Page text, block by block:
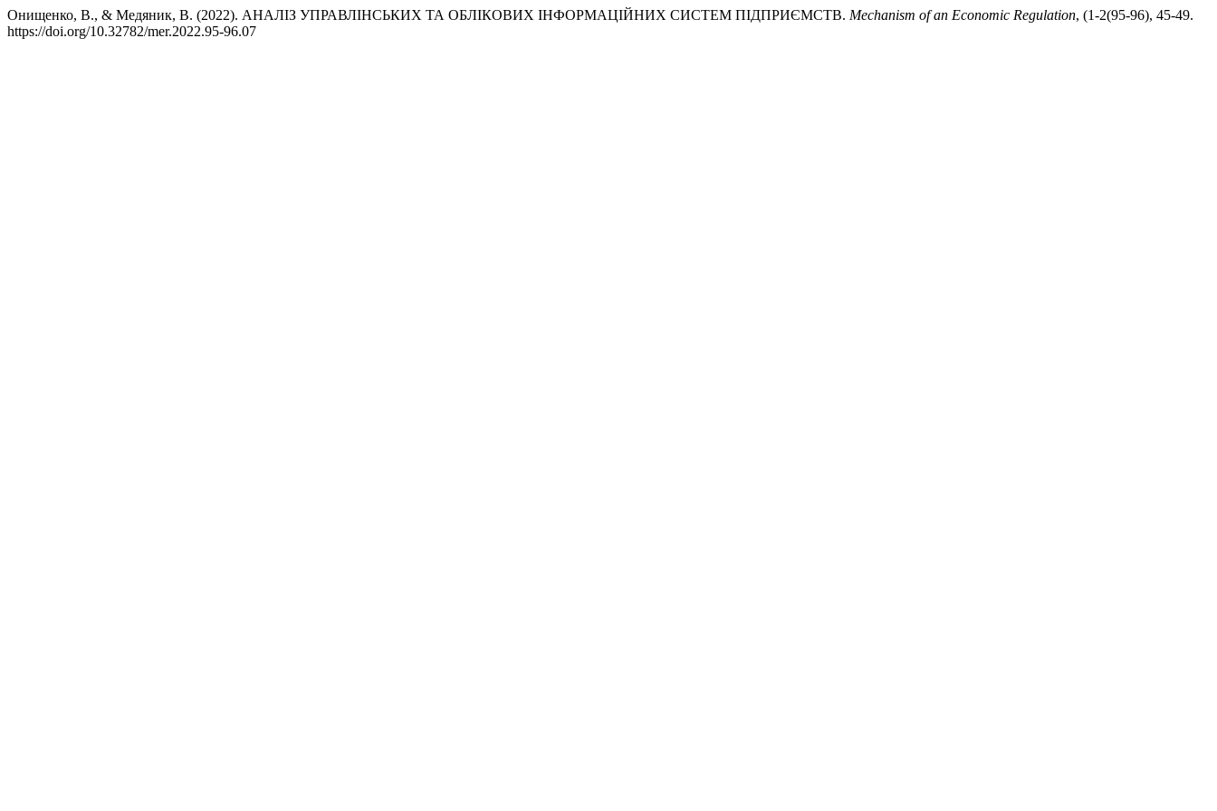
Онищенко, В., & Медяник, В. (2022). АНАЛІЗ УПРАВЛІНСЬКИХ ТА ОБЛІКОВИХ ІНФОРМАЦІЙНИХ СИСТЕМ ПІДПРИЄМСТВ. Mechanism of an Economic Regulation, (1-2(95-96), 45-49.
https://doi.org/10.32782/mer.2022.95-96.07